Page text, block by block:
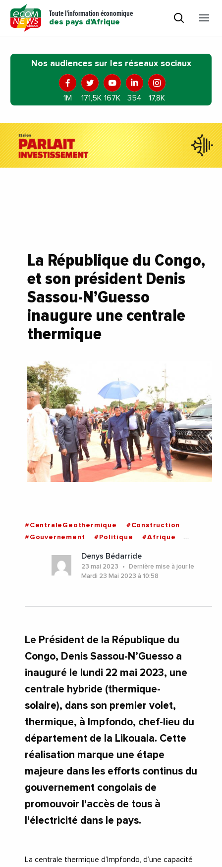
Toute l'information économique
des pays d'Afrique
Nos audiences sur les réseaux sociaux
1M 171,5K 167K 354 17,8K
La République du Congo,
et son président Denis
Sassou-N’Guesso
inaugure une centrale
thermique
#CentraleGeothermique
#Construction
#Gouvernement
#Politique
#Afrique
Denys Bédarride
23 mai 2023
Dernière mise à jour le
Mardi 23 Mai 2023 à 10:58
Le Président de la République du
Congo, Denis Sassou-N’Guesso a
inauguré le lundi 22 mai 2023, une
centrale hybride (thermique-
solaire), dans son premier volet,
thermique, à Impfondo, chef-lieu du
département de la Likouala. Cette
réalisation marque une étape
majeure dans les efforts continus du
gouvernement congolais de
promouvoir l'accès de tous à
l'électricité dans le pays.
La centrale thermique d’Impfondo, d’une capacité